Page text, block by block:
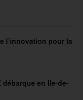
l’innovation pour la
débarque en Ile-de-